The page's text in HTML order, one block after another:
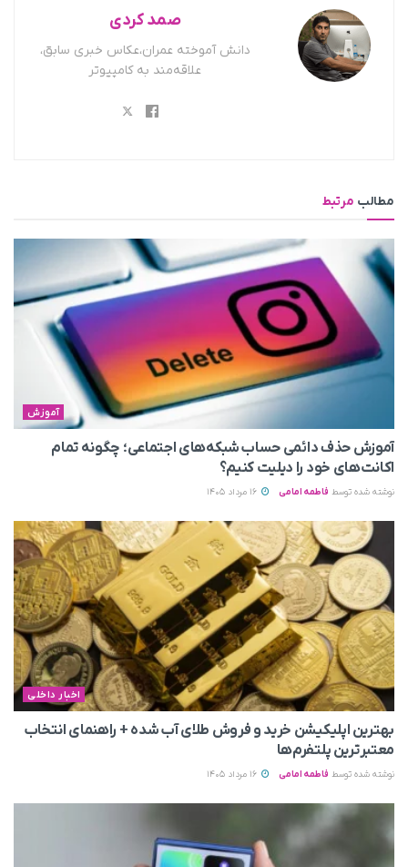
صمد کردی
دانش آموخته عمران،عکاس خبری سابق،
علاقه‌مند به کامپیوتر
مطالب مرتبط
آموزش
آموزش حذف دائمی حساب شبکه‌های اجتماعی؛ چگونه تمام
اکانت‌های خود را دیلیت کنیم؟
نوشته شده توسط فاطمه امامی
اخبار داخلی
بهترین اپلیکیشن خرید و فروش طلای آب شده + راهنمای انتخاب
معتبرترین پلتفرم‌ها
نوشته شده توسط فاطمه امامی